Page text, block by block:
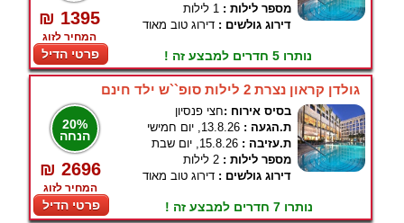
₪ 1395
המחיר לזוג
פרטי הדיל
מספר לילות : 1 לילות
דירוג גולשים : דירוג טוב מאוד
נותרו 5 חדרים למבצע זה !
גולדן קראון נצרת 2 לילות סופ``ש ילד חינם
20%
הנחה
₪ 2696
המחיר לזוג
פרטי הדיל
בסיס אירוח :חצי פנסיון
ת.הגעה : 13.8.26, יום חמישי
ת.עזיבה : 15.8.26, יום שבת
מספר לילות : 2 לילות
דירוג גולשים : דירוג טוב מאוד
נותרו 7 חדרים למבצע זה !